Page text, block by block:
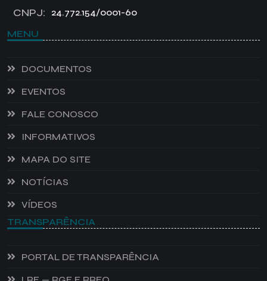
CNPJ: 24.772.154/0001-60
MENU
DOCUMENTOS
EVENTOS
FALE CONOSCO
INFORMATIVOS
MAPA DO SITE
NOTÍCIAS
VÍDEOS
TRANSPARÊNCIA
PORTAL DE TRANSPARÊNCIA